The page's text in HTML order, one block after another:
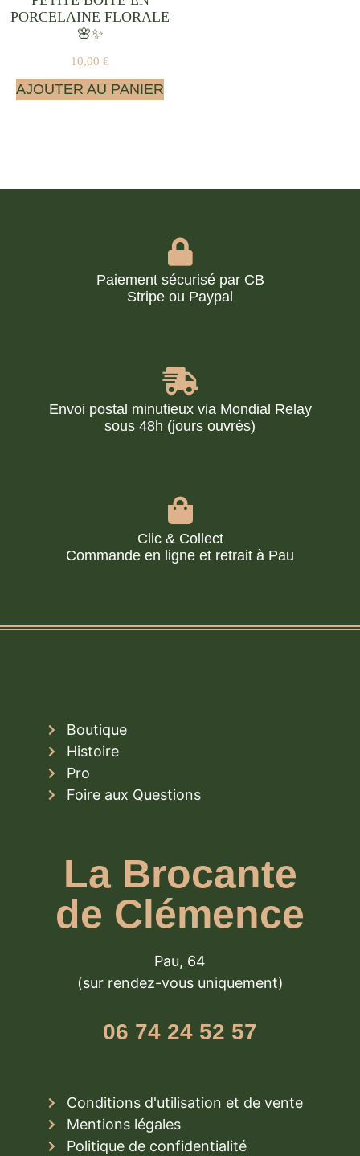
PORCELAINE FLORALE
🌸✨
10,00 €
AJOUTER AU PANIER
Paiement sécurisé par CB
Stripe ou Paypal
Envoi postal minutieux via Mondial Relay
sous 48h (jours ouvrés)
Clic & Collect
Commande en ligne et retrait à Pau
Boutique
Histoire
Pro
Foire aux Questions
La Brocante
de Clémence
Pau, 64
(sur rendez-vous uniquement)
06 74 24 52 57
Conditions d'utilisation et de vente
Mentions légales
Politique de confidentialité